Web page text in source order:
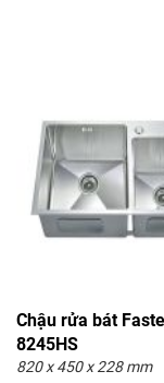
Chậu rửa bát
8245HS
820 x 450 x 228 mm